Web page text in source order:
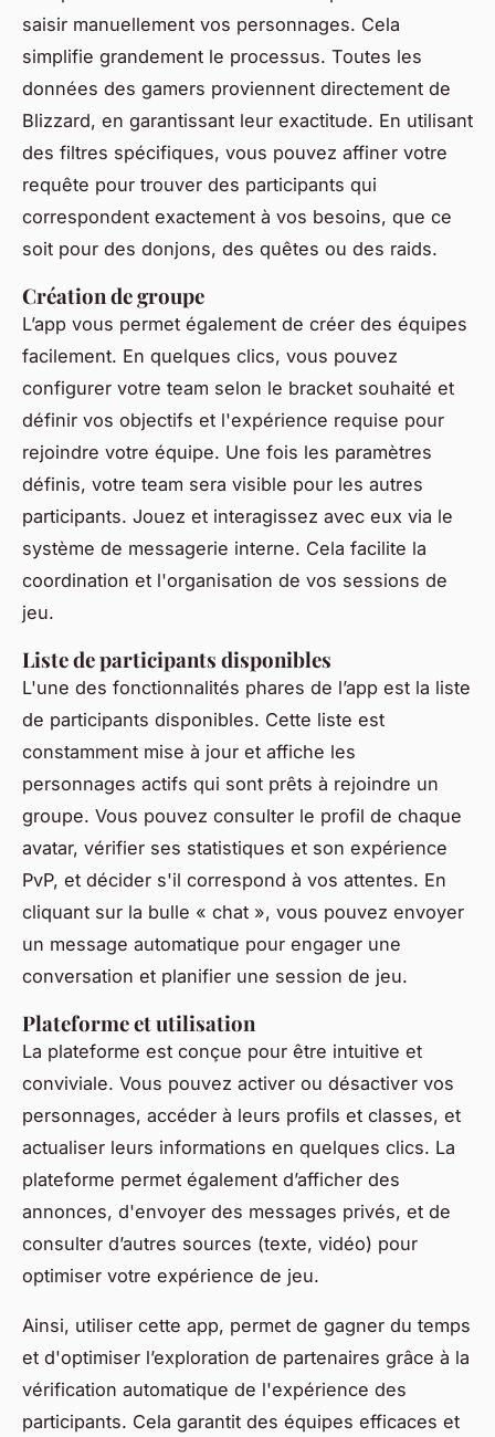
saisir manuellement vos personnages. Cela
simplifie grandement le processus. Toutes les
données des gamers proviennent directement de
Blizzard, en garantissant leur exactitude. En utilisant
des filtres spécifiques, vous pouvez affiner votre
requête pour trouver des participants qui
correspondent exactement à vos besoins, que ce
soit pour des donjons, des quêtes ou des raids.
Création de groupe
L’app vous permet également de créer des équipes
facilement. En quelques clics, vous pouvez
configurer votre team selon le bracket souhaité et
définir vos objectifs et l'expérience requise pour
rejoindre votre équipe. Une fois les paramètres
définis, votre team sera visible pour les autres
participants. Jouez et interagissez avec eux via le
système de messagerie interne. Cela facilite la
coordination et l'organisation de vos sessions de
jeu.
Liste de participants disponibles
L'une des fonctionnalités phares de l’app est la liste
de participants disponibles. Cette liste est
constamment mise à jour et affiche les
personnages actifs qui sont prêts à rejoindre un
groupe. Vous pouvez consulter le profil de chaque
avatar, vérifier ses statistiques et son expérience
PvP, et décider s'il correspond à vos attentes. En
cliquant sur la bulle « chat », vous pouvez envoyer
un message automatique pour engager une
conversation et planifier une session de jeu.
Plateforme et utilisation
La plateforme est conçue pour être intuitive et
conviviale. Vous pouvez activer ou désactiver vos
personnages, accéder à leurs profils et classes, et
actualiser leurs informations en quelques clics. La
plateforme permet également d’afficher des
annonces, d'envoyer des messages privés, et de
consulter d’autres sources (texte, vidéo) pour
optimiser votre expérience de jeu.
Ainsi, utiliser cette app, permet de gagner du temps
et d'optimiser l’exploration de partenaires grâce à la
vérification automatique de l'expérience des
participants. Cela garantit des équipes efficaces et